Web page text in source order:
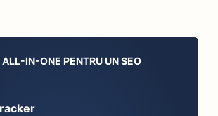
IN-ONE PENTRU UN SEO